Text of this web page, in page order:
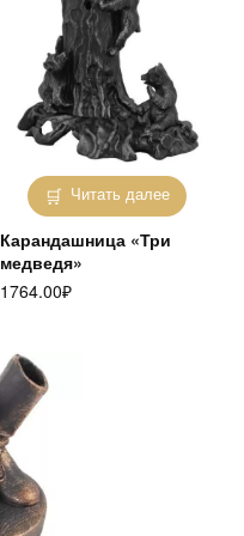
Читать далее
Карандашница «Три
медведя»
1764.00₽